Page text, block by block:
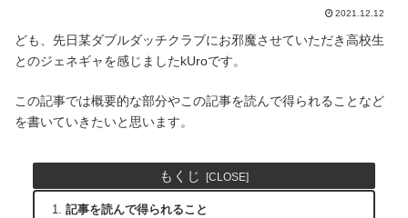
2021.12.12
ども、先日某ダブルダッチクラブにお邪魔させていただき高校生
とのジェネギャを感じましたkUroです。
この記事では概要的な部分やこの記事を読んで得られることなど
を書いていきたいと思います。
もくじ
記事を読んで得られること